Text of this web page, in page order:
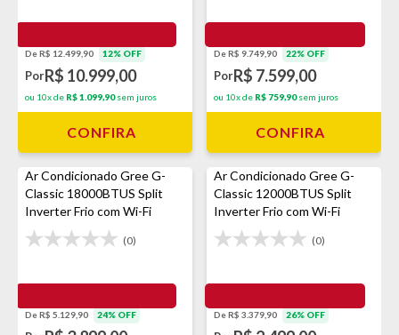
De R$ 12.499,90 12% OFF
PorR$ 10.999,00
ou 10x de R$ 1.099,90sem juros
CONFIRA
De R$ 9.749,90 22% OFF
PorR$ 7.599,00
ou 10x de R$ 759,90sem juros
CONFIRA
Ar Condicionado Gree G-
Classic 18000BTUS Split
Inverter Frio com Wi-Fi
(0)
De R$ 5.129,90 24% OFF
Ar Condicionado Gree G-
Classic 12000BTUS Split
Inverter Frio com Wi-Fi
(0)
De R$ 3.379,90 26% OFF